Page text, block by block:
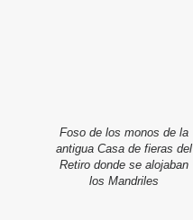
Foso de los monos de la
antigua Casa de fieras del
Retiro donde se alojaban
los Mandriles